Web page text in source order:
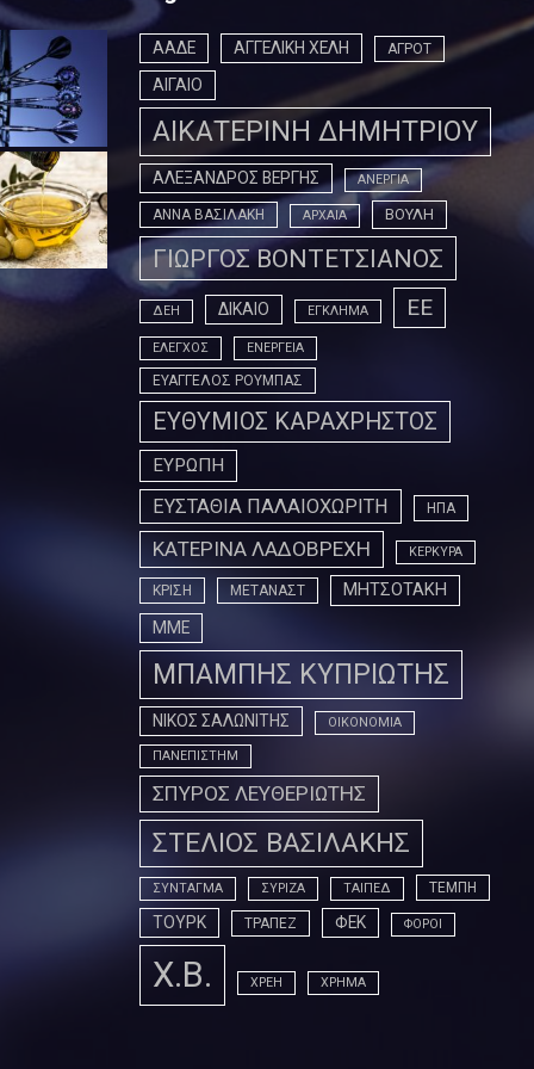
ΑΑΔΕ ΑΓΓΕΛΙΚΗ ΧΕΛΗ ΑΓΡΟΤ
ΑΙΓΑΙΟ
ΑΙΚΑΤΕΡΙΝΗ ΔΗΜΗΤΡΙΟΥ
ΑΛΕΞΑΝΔΡΟΣ ΒΕΡΓΗΣ ΑΝΕΡΓΙΑ
ΑΝΝΑ ΒΑΣΙΛΑΚΗ ΑΡΧΑΙΑ ΒΟΥΛΗ
ΓΙΩΡΓΟΣ ΒΟΝΤΕΤΣΙΑΝΟΣ
ΔΕΗ ΔΙΚΑΙΟ ΕΓΚΛΗΜΑ ΕΕ
ΕΛΕΓΧΟΣ ΕΝΕΡΓΕΙΑ
ΕΥΑΓΓΕΛΟΣ ΡΟΥΜΠΑΣ
ΕΥΘΥΜΙΟΣ ΚΑΡΑΧΡΗΣΤΟΣ
ΕΥΡΩΠΗ
ΕΥΣΤΑΘΙΑ ΠΑΛΑΙΟΧΩΡΙΤΗ ΗΠΑ
ΚΑΤΕΡΙΝΑ ΛΑΔΟΒΡΕΧΗ ΚΕΡΚΥΡΑ
ΚΡΙΣΗ ΜΕΤΑΝΑΣΤ ΜΗΤΣΟΤΑΚΗ
ΜΜΕ
ΜΠΑΜΠΗΣ ΚΥΠΡΙΩΤΗΣ
ΝΙΚΟΣ ΣΑΛΩΝΙΤΗΣ ΟΙΚΟΝΟΜΙΑ
ΠΑΝΕΠΙΣΤΗΜ
ΣΠΥΡΟΣ ΛΕΥΘΕΡΙΩΤΗΣ
ΣΤΕΛΙΟΣ ΒΑΣΙΛΑΚΗΣ
ΣΥΝΤΑΓΜΑ ΣΥΡΙΖΑ ΤΑΙΠΕΔ ΤΕΜΠΗ
ΤΟΥΡΚ ΤΡΑΠΕΖ ΦΕΚ ΦΟΡΟΙ
Χ.Β. ΧΡΕΗ ΧΡΗΜΑ